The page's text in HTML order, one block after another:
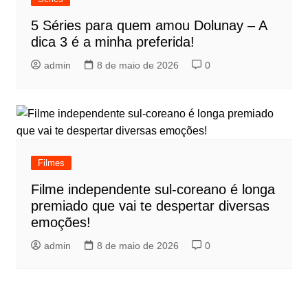
5 Séries para quem amou Dolunay – A
dica 3 é a minha preferida!
admin 8 de maio de 2026 0
Filmes
Filme independente sul-coreano é longa
premiado que vai te despertar diversas
emoções!
admin 8 de maio de 2026 0